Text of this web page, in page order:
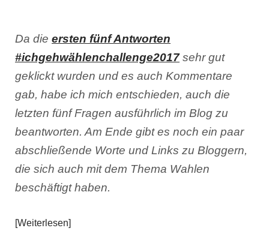
Da die ersten fünf Antworten
#ichgehwählenchallenge2017sehr gut
geklickt wurden und es auch Kommentare
gab, habe ich mich entschieden, auch die
letzten fünf Fragen ausführlich im Blog zu
beantworten. Am Ende gibt es noch ein paar
abschließende Worte und Links zu Bloggern,
die sich auch mit dem Thema Wahlen
beschäftigt haben.
Weiterlesen